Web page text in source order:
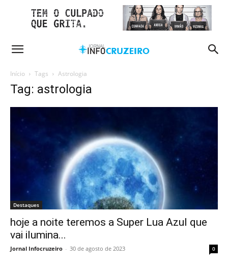
Início Tags Astrologia
Tag: astrologia
Destaques
hoje a noite teremos a Super Lua Azul que
vai ilumina...
Jornal Infocruzeiro - 30 de agosto de 2023 0